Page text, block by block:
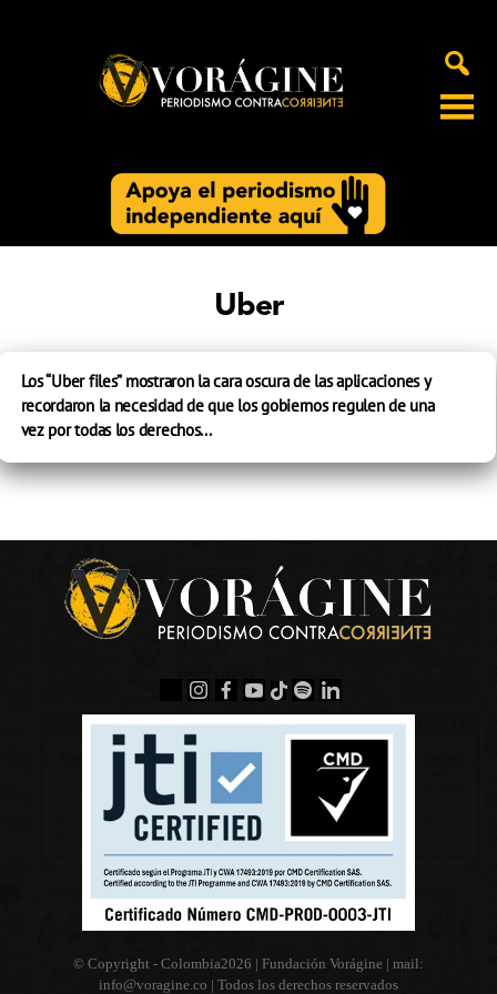
Uber
Los “Uber files” mostraron la cara oscura de las aplicaciones y
recordaron la necesidad de que los gobiernos regulen de una
vez por todas los derechos...
© Copyright - Colombia2026 | Fundación Vorágine | mail:
info@voragine.co | Todos los derechos reservados